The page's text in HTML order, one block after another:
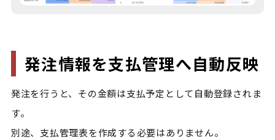
発注情報を支払管理へ自動反映
発注を行うと、その金額は支払予定として自動登録されま
す。
別途、支払管理表を作成する必要はありません。